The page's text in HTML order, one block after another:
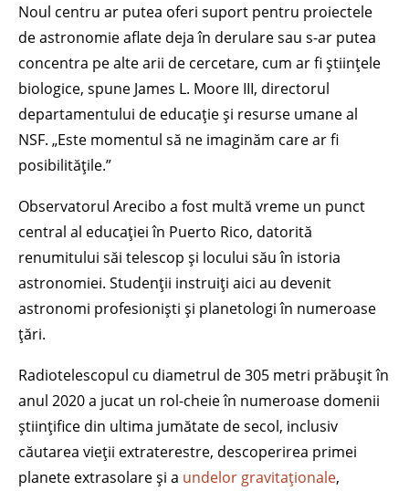
Noul centru ar putea oferi suport pentru proiectele
de astronomie aflate deja în derulare sau s-ar putea
concentra pe alte arii de cercetare, cum ar fi științele
biologice, spune James L. Moore III, directorul
departamentului de educație și resurse umane al
NSF. „Este momentul să ne imaginăm care ar fi
posibilitățile.”
Observatorul Arecibo a fost multă vreme un punct
central al educației în Puerto Rico, datorită
renumitului săi telescop și locului său în istoria
astronomiei. Studenții instruiți aici au devenit
astronomi profesioniști și planetologi în numeroase
țări.
Radiotelescopul cu diametrul de 305 metri prăbușit în
anul 2020 a jucat un rol-cheie în numeroase domenii
științifice din ultima jumătate de secol, inclusiv
căutarea vieții extraterestre, descoperirea primei
planete extrasolare și a undelor gravitaționale,